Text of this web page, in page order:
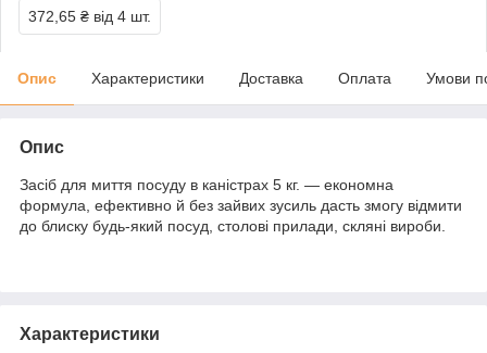
372,65 ₴ від 4 шт.
Опис Характеристики Доставка Оплата Умови
Опис
Засіб для миття посуду в каністрах 5 кг. — економна
формула, ефективно й без зайвих зусиль дасть змогу відмити
до блиску будь-який посуд, столові прилади, скляні вироби.
Характеристики